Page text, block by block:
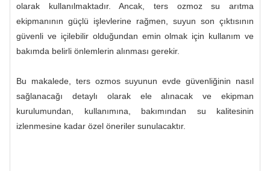
olarak kullanılmaktadır. Ancak, ters ozmoz su arıtma
ekipmanının güçlü işlevlerine rağmen, suyun son çıktısının
güvenli ve içilebilir olduğundan emin olmak için kullanım ve
bakımda belirli önlemlerin alınması gerekir.
Bu makalede, ters ozmos suyunun evde güvenliğinin nasıl
sağlanacağı detaylı olarak ele alınacak ve ekipman
kurulumundan, kullanımına, bakımından su kalitesinin
izlenmesine kadar özel öneriler sunulacaktır.